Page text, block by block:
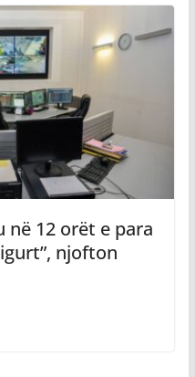
në 12 orët e para
njofton